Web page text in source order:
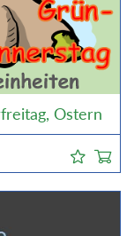
Ostern